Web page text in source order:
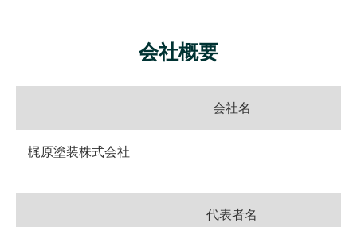
会社概要
会社名
梶原塗装株式会社
代表者名